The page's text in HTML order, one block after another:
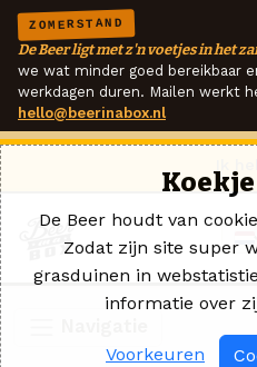
ZOMERSTAND
De Beer ligt met z'n voetjes in het
we wat minder goed bereikbaar
werkdagen duren. Mailen werkt
hello@beerinabox.nl
De Beer houdt van
Zodat zijn site super
grasduinen in
informatie over
Voorkeuren